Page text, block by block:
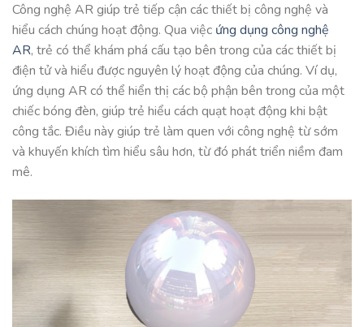
Công nghệ AR giúp trẻ tiếp cận các thiết bị công nghệ và
hiểu cách chúng hoạt động. Qua việc ứng dụng công nghệ
AR, trẻ có thể khám phá cấu tạo bên trong của các thiết bị
điện tử và hiểu được nguyên lý hoạt động của chúng. Ví dụ,
ứng dụng AR có thể hiển thị các bộ phận bên trong của một
chiếc bóng đèn, giúp trẻ hiểu cách quạt hoạt động khi bật
công tắc. Điều này giúp trẻ làm quen với công nghệ từ sớm
và khuyến khích tìm hiểu sâu hơn, từ đó phát triển niềm đam
mê.